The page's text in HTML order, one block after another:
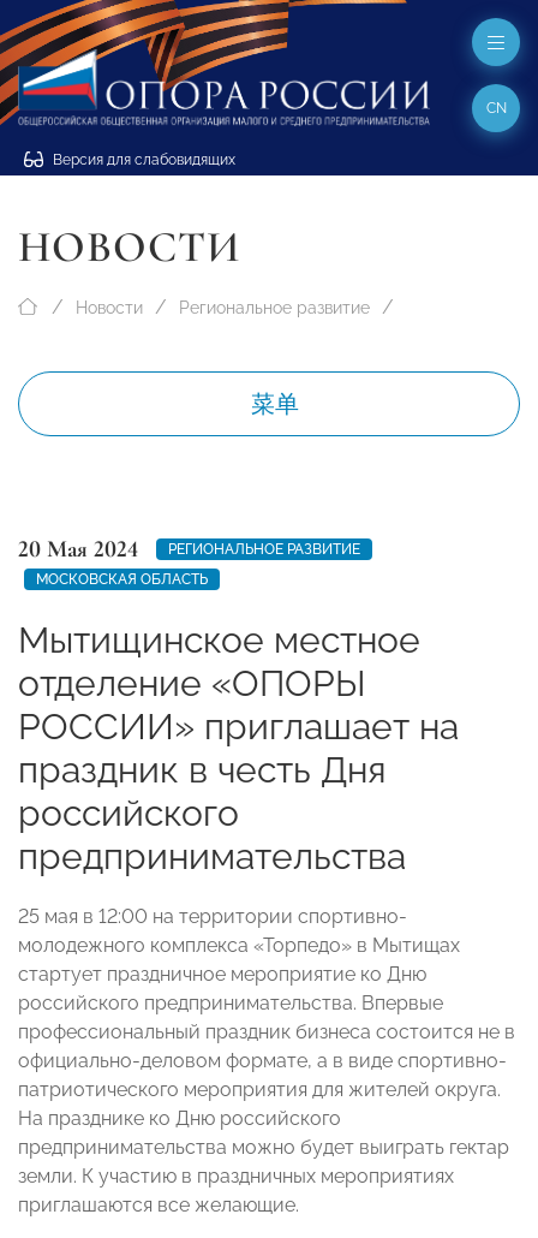
Версия для слабовидящих
CN
НОВОСТИ
Новости Региональное развитие
菜单
20 Мая 2024
РЕГИОНАЛЬНОЕ РАЗВИТИЕ
МОСКОВСКАЯ ОБЛАСТЬ
Мытищинское местное
отделение «ОПОРЫ
РОССИИ» приглашает на
праздник в честь Дня
российского
предпринимательства
25 мая в 12:00 на территории спортивно-
молодежного комплекса «Торпедо» в Мытищах
стартует праздничное мероприятие ко Дню
российского предпринимательства. Впервые
профессиональный праздник бизнеса состоится не в
официально-деловом формате, а в виде спортивно-
патриотического мероприятия для жителей округа.
На празднике ко Дню российского
предпринимательства можно будет выиграть гектар
земли. К участию в праздничных мероприятиях
приглашаются все желающие.